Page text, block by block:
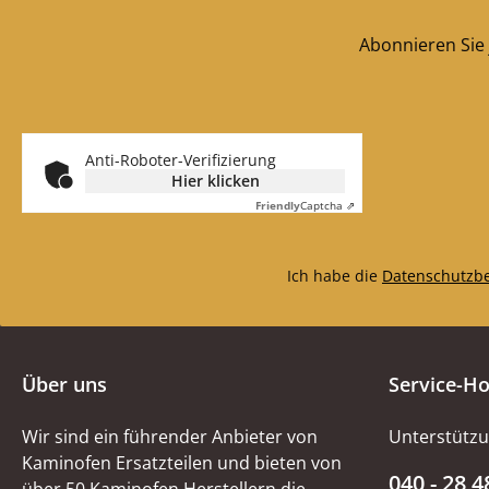
Abonnieren
Anti-Roboter-Verifizierung
Hier klicken
FriendlyCaptcha ⇗
Ich habe die
Über uns
Wir sind ein führender Anbieter von
Kaminofen Ersatzteilen und bieten von
Service-
040 - 28